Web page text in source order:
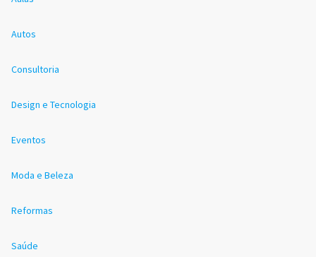
Autos
Consultoria
Design e Tecnologia
Eventos
Moda e Beleza
Reformas
Saúde